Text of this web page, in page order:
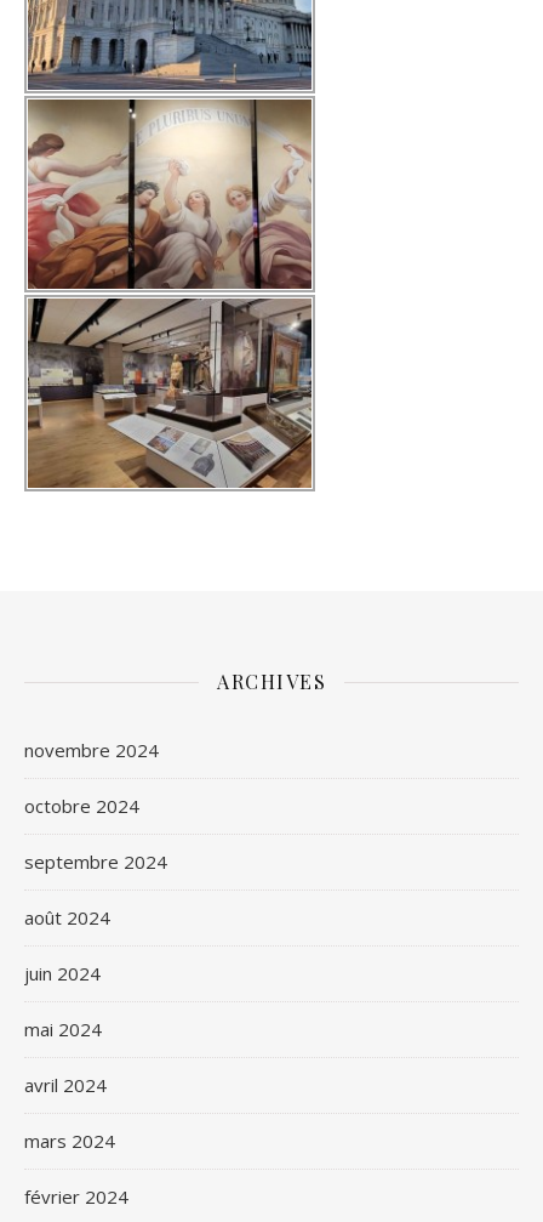
ARCHIVES
novembre 2024
octobre 2024
septembre 2024
août 2024
juin 2024
mai 2024
avril 2024
mars 2024
février 2024